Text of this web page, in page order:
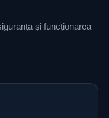
și funcționarea